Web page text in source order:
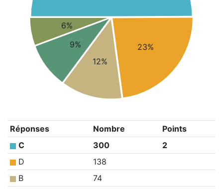
23%
12%
9%
6%
Réponses Nombre
Points
C
300
2
D
138
B
74